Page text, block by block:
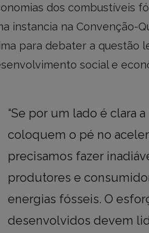
dos combustíveis
instancia na Convenção-
para debater a questão
social e
“Se por um lado é clara
coloquem o pé no
precisamos fazer
produtores e
energias fósseis. O
desenvolvidos devem